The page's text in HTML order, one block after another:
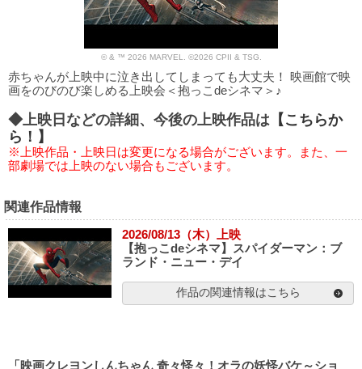
© & ™ 2026 MARVEL. ©2026 CPII & TSG.
赤ちゃんが上映中に泣き出してしまっても大丈夫！ 映画館で映
画をのびのび楽しめる上映会＜抱っこdeシネマ＞♪
◆上映日などの詳細、今後の上映作品は 【こちらか
ら！】
※上映作品・上映日は変更になる場合がございます。また、一
部劇場では上映のない場合もございます。
関連作品情報
2026/08/13（木）上映
【抱っこdeシネマ】スパイダーマン：ブ
ランド・ニュー・デイ
作品の関連情報はこちら
「映画クレヨンしんちゃん 奇々怪々！オラの妖怪バケ～ショ